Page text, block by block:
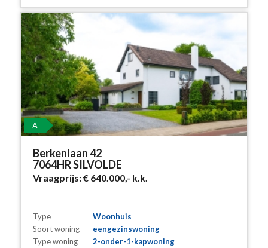
A
Berkenlaan 42
7064HR SILVOLDE
Vraagprijs:€ 640.000,- k.k.
Type
Woonhuis
Soort woning
eengezinswoning
Type woning
2-onder-1-kapwoning